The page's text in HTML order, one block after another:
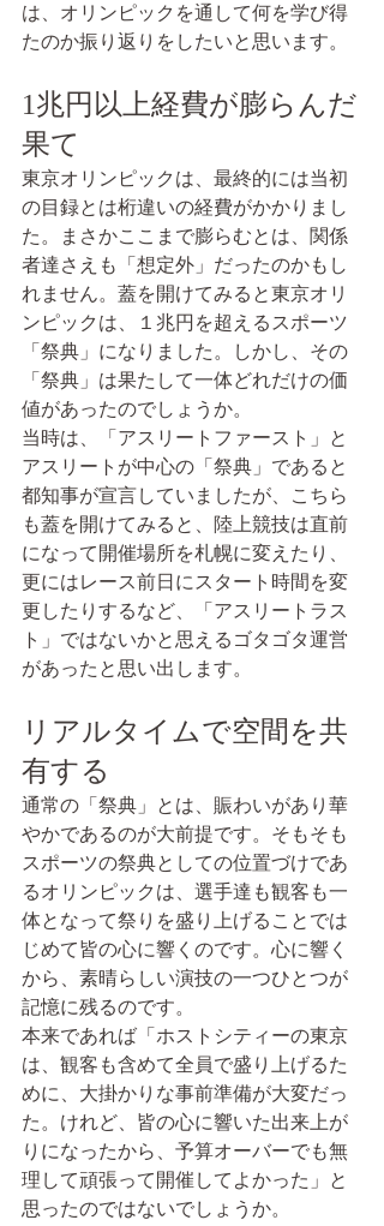
は、オリンピックを通して何を学び得
たのか振り返りをしたいと思います。
1兆円以上経費が膨らんだ
果て
東京オリンピックは、最終的には当初
の目録とは桁違いの経費がかかりまし
た。まさかここまで膨らむとは、関係
者達さえも「想定外」だったのかもし
れません。蓋を開けてみると東京オリ
ンピックは、１兆円を超えるスポーツ
「祭典」になりました。しかし、その
「祭典」は果たして一体どれだけの価
値があったのでしょうか。
当時は、「アスリートファースト」と
アスリートが中心の「祭典」であると
都知事が宣言していましたが、こちら
も蓋を開けてみると、陸上競技は直前
になって開催場所を札幌に変えたり、
更にはレース前日にスタート時間を変
更したりするなど、「アスリートラス
ト」ではないかと思えるゴタゴタ運営
があったと思い出します。
リアルタイムで空間を共
有する
通常の「祭典」とは、賑わいがあり華
やかであるのが大前提です。そもそも
スポーツの祭典としての位置づけであ
るオリンピックは、選手達も観客も一
体となって祭りを盛り上げることでは
じめて皆の心に響くのです。心に響く
から、素晴らしい演技の一つひとつが
記憶に残るのです。
本来であれば「ホストシティーの東京
は、観客も含めて全員で盛り上げるた
めに、大掛かりな事前準備が大変だっ
た。けれど、皆の心に響いた出来上が
りになったから、予算オーバーでも無
理して頑張って開催してよかった」と
思ったのではないでしょうか。